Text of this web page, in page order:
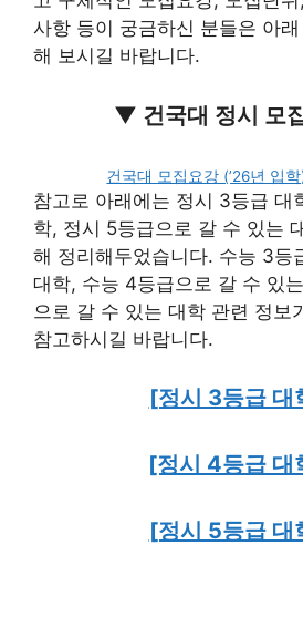
사항 등이 궁금하신 분들은 아
해 보시길 바랍니다.
▼ 건국대 정시 모
건국대 모집요강 (’26년 입학
참고로 아래에는 정시 3등급 대
학, 정시 5등급으로 갈 수 있는
해 정리해두었습니다. 수능 3등
대학, 수능 4등급으로 갈 수 있
으로 갈 수 있는 대학 관련 정보
참고하시길 바랍니다.
[정시 3등급 대
[정시 4등급 대
[정시 5등급 대